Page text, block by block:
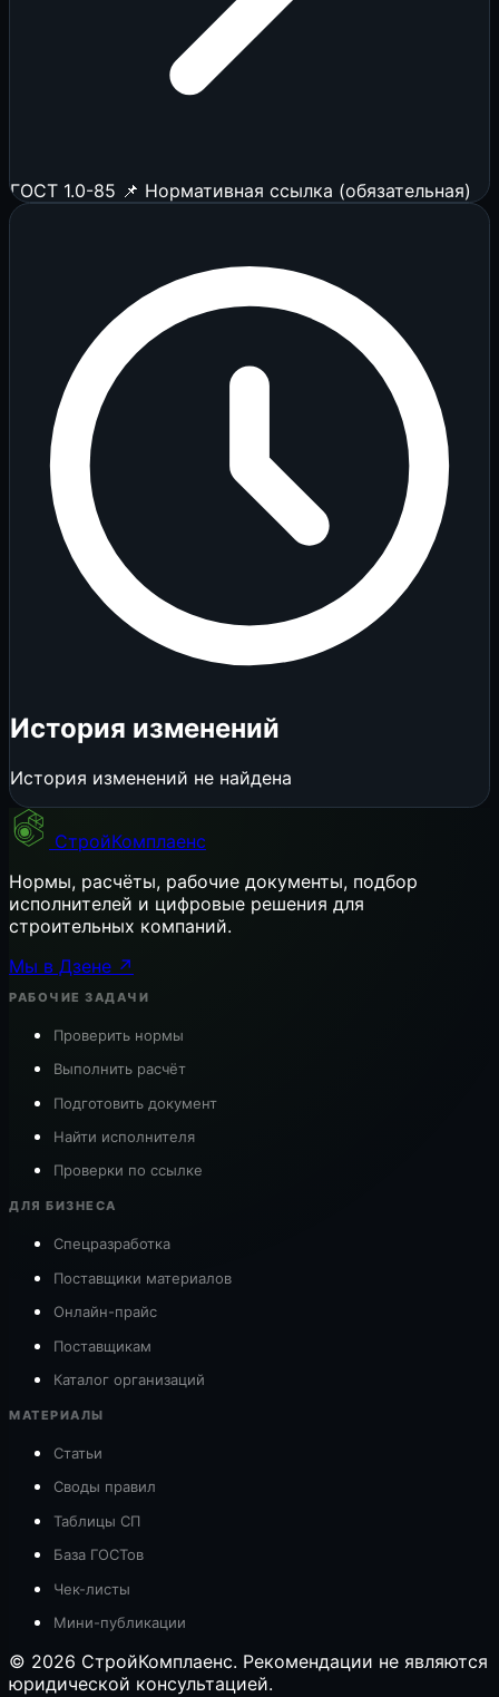
ГОСТ 1.0-85 📌 Нормативная ссылка (обязательная)
История изменений
История изменений не найдена
СтройКомплаенс
Нормы, расчёты, рабочие документы, подбор
исполнителей и цифровые решения для
строительных компаний.
Мы в Дзене ↗
РАБОЧИЕ ЗАДАЧИ
Проверить нормы
Выполнить расчёт
Подготовить документ
Найти исполнителя
Проверки по ссылке
ДЛЯ БИЗНЕСА
Спецразработка
Поставщики материалов
Онлайн-прайс
Поставщикам
Каталог организаций
МАТЕРИАЛЫ
Статьи
Своды правил
Таблицы СП
База ГОСТов
Чек-листы
Мини-публикации
© 2026 СтройКомплаенс. Рекомендации не являются
юридической консультацией.